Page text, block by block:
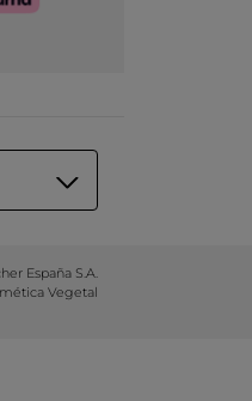
España S.A.
Vegetal